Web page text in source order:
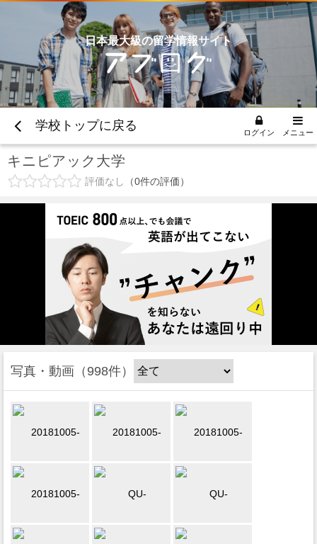
日本最大級の留学情報サイト
学校トップに戻る ログイン メニュー
キニピアック大学
評価なし 0件の評価
写真・動画 998件